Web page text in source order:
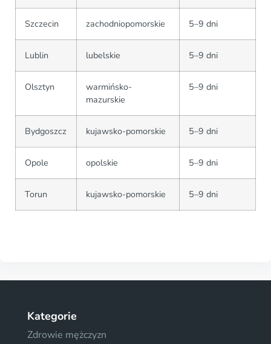
Szczecin zachodniopomorskie 5–9 dni
Lublin lubelskie 5–9 dni
Olsztyn
warmińsko-
mazurskie
5–9 dni
Bydgoszcz kujawsko-pomorskie 5–9 dni
Opole opolskie 5–9 dni
Torun kujawsko-pomorskie 5–9 dni
Kategorie
Zdrowie mężczyzn